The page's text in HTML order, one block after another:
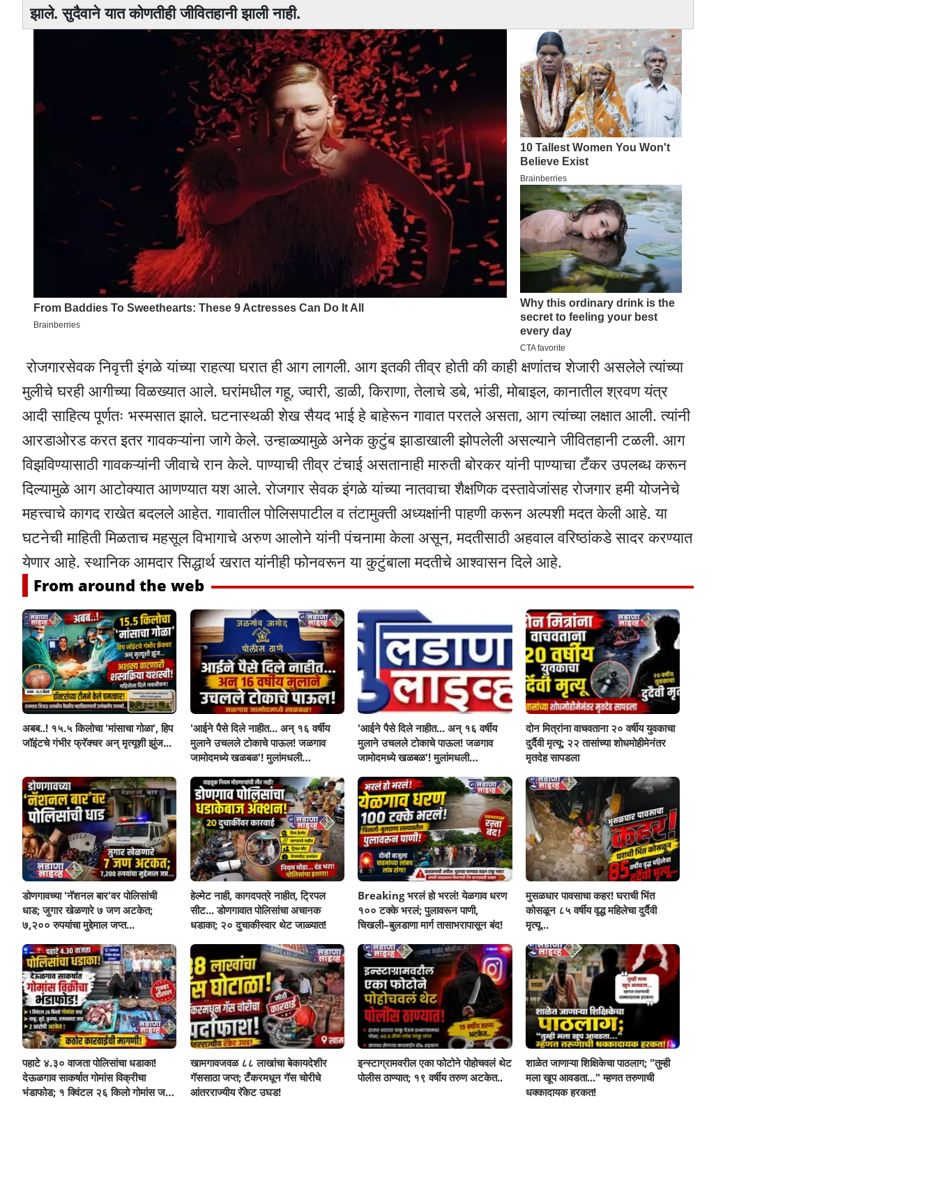
झाले. सुदैवाने यात कोणतीही जीवितहानी झाली नाही.
रोजगारसेवक निवृत्ती इंगळे यांच्या राहत्या घरात ही आग लागली. आग इतकी तीव्र होती की काही क्षणांतच शेजारी असलेले त्यांच्या
मुलीचे घरही आगीच्या विळख्यात आले. घरांमधील गहू, ज्वारी, डाळी, किराणा, तेलाचे डबे, भांडी, मोबाइल, कानातील श्रवण यंत्र
आदी साहित्य पूर्णतः भस्मसात झाले. घटनास्थळी शेख सैयद भाई हे बाहेरून गावात परतले असता, आग त्यांच्या लक्षात आली. त्यांनी
आरडाओरड करत इतर गावकऱ्यांना जागे केले. उन्हाळ्यामुळे अनेक कुटुंब झाडाखाली झोपलेली असल्याने जीवितहानी टळली. आग
विझविण्यासाठी गावकऱ्यांनी जीवाचे रान केले. पाण्याची तीव्र टंचाई असतानाही मारुती बोरकर यांनी पाण्याचा टँकर उपलब्ध करून
दिल्यामुळे आग आटोक्यात आणण्यात यश आले. रोजगार सेवक इंगळे यांच्या नातवाचा शैक्षणिक दस्तावेजांसह रोजगार हमी योजनेचे
महत्त्वाचे कागद राखेत बदलले आहेत. गावातील पोलिसपाटील व तंटामुक्ती अध्यक्षांनी पाहणी करून अल्पशी मदत केली आहे. या
घटनेची माहिती मिळताच महसूल विभागाचे अरुण आलोने यांनी पंचनामा केला असून, मदतीसाठी अहवाल वरिष्ठांकडे सादर करण्यात
येणार आहे. स्थानिक आमदार सिद्धार्थ खरात यांनीही फोनवरून या कुटुंबाला मदतीचे आश्वासन दिले आहे.
From around the web
अबब..! १५.५ किलोचा 'मांसाचा गोळा', हिप
जॉइंटचे गंभीर फ्रॅक्चर अन् मृत्यूशी झुंज...
'आईने पैसे दिले नाहीत... अन् १६ वर्षीय
मुलाने उचलले टोकाचे पाऊल! जळगाव
जामोदमध्ये खळबळ'! मुलांमधली
'आईने पैसे दिले नाहीत... अन् १६ वर्षीय
मुलाने उचलले टोकाचे पाऊल! जळगाव
जामोदमध्ये खळबळ'! मुलांमधली
दोन मित्रांना वाचवताना २० वर्षीय युवकाचा
दुर्दैवी मृत्यू; २२ तासांच्या शोधमोहीमेनंतर
मृतदेह सापडला
डोणगावच्या 'नॅशनल बार'वर पोलिसांची
धाड; जुगार खेळणारे ७ जण अटकेत;
७,२०० रुपयांचा मुद्देमाल जप्त...
हेल्मेट नाही, कागदपत्रे नाहीत, ट्रिपल
सीट... डोणगावात पोलिसांचा अचानक
धडाका; २० दुचाकीस्वार थेट जाळ्यात!
Breaking भरलं हो भरलं! येळगाव धरण
१०० टक्के भरलं; पुलावरून पाणी,
चिखली–बुलडाणा मार्ग तासाभरापासून बंद!
मुसळधार पावसाचा कहर! घराची भिंत
कोसळून ८५ वर्षीय वृद्ध महिलेचा दुर्दैवी
मृत्यू...
पहाटे ४.३० वाजता पोलिसांचा धडाका!
देऊळगाव साकर्षात गोमांस विक्रीचा
भंडाफोड; १ क्विंटल २६ किलो गोमांस जप्त,
खामगावजवळ ८८ लाखांचा बेकायदेशीर
गॅससाठा जप्त; टँकरमधून गॅस चोरीचे
आंतरराज्यीय रॅकेट उघड!
इन्स्टाग्रामवरील एका फोटोने पोहोचवलं थेट
पोलीस ठाण्यात; १९ वर्षीय तरुण अटकेत..
शाळेत जाणाऱ्या शिक्षिकेचा पाठलाग; "तुम्ही
मला खूप आवडता..." म्हणत तरुणाची
धक्कादायक हरकत!